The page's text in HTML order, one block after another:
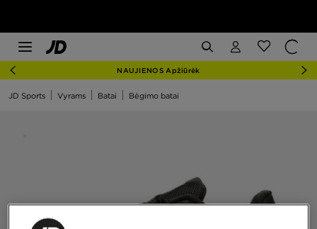
NAUJIENOS Apžiūrėk
JD Sports Vyrams Batai Bėgimo batai